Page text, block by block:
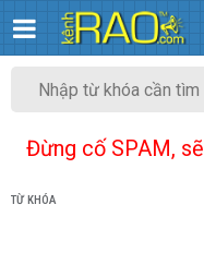
Đừng cố SPAM,
TỪ KHÓA